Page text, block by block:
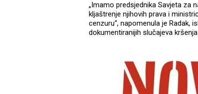
„Imamo predsjednika Savjeta za
kljaštrenje njihovih prava i
cenzuru“, napomenula je Radak,
dokumentiranijih slučajeva